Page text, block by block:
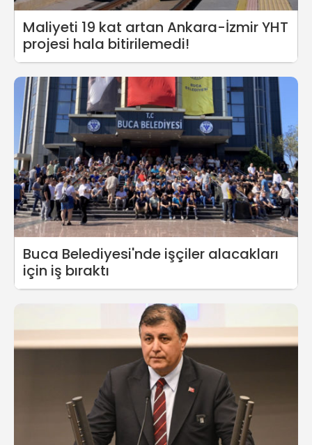
Maliyeti 19 kat artan Ankara-İzmir YHT
projesi hala bitirilemedi!
Buca Belediyesi'nde işçiler alacakları
için iş bıraktı